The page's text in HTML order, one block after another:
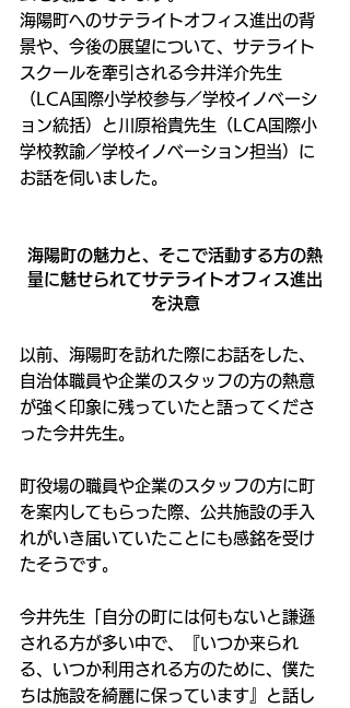
海陽町へのサテライトオフィス進出の背
景や、今後の展望について、サテライト
スクールを牽引される今井洋介先生
（LCA国際小学校参与／学校イノベーシ
ョン統括）と川原裕貴先生（LCA国際小
学校教諭／学校イノベーション担当）に
お話を伺いました。
海陽町の魅力と、そこで活動する方の熱
量に魅せられてサテライトオフィス進出
を決意
以前、海陽町を訪れた際にお話をした、
自治体職員や企業のスタッフの方の熱意
が強く印象に残っていたと語ってくださ
った今井先生。
町役場の職員や企業のスタッフの方に町
を案内してもらった際、公共施設の手入
れがいき届いていたことにも感銘を受け
たそうです。
今井先生「自分の町には何もないと謙遜
される方が多い中で、『いつか来られ
る、いつか利用される方のために、僕た
ちは施設を綺麗に保っています』と話し